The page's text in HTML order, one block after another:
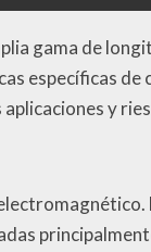
gama de
específicas de
y